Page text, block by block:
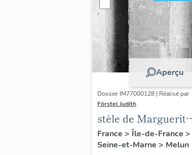
Aperçu
Dossier IM77000128 | Réalisé par
Förstel Judith
stèle de Marguerite
Lamour
France > Île-de-France >
Seine-et-Marne > Melun